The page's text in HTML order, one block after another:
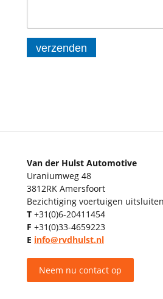
verzenden
Van der Hulst Automotive
Uraniumweg 48
3812RK Amersfoort
Bezichtiging voertuigen
T +31(0)6-20411454
F +31(0)33-4659223
E info@rvdhulst.nl
Neem nu contact op